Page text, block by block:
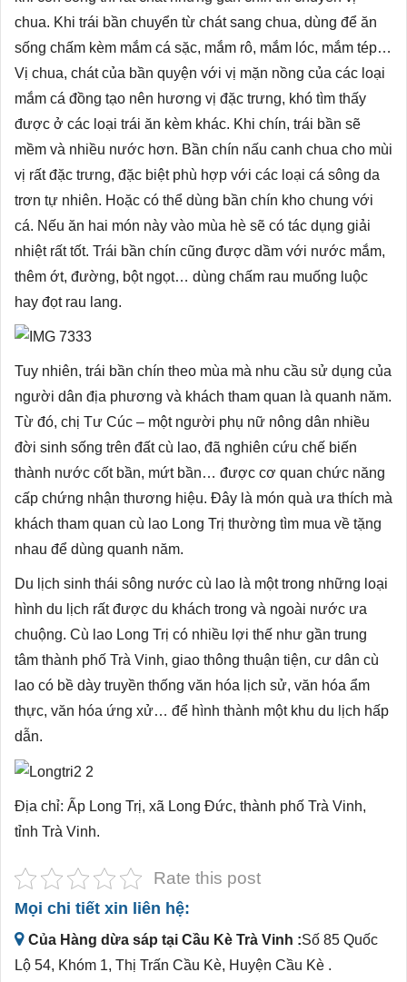
chua. Khi trái bần chuyển từ chát sang chua, dùng để ăn
sống chấm kèm mắm cá sặc, mắm rô, mắm lóc, mắm tép…
Vị chua, chát của bần quyện với vị mặn nồng của các loại
mắm cá đồng tạo nên hương vị đặc trưng, khó tìm thấy
được ở các loại trái ăn kèm khác. Khi chín, trái bần sẽ
mềm và nhiều nước hơn. Bần chín nấu canh chua cho mùi
vị rất đặc trưng, đặc biệt phù hợp với các loại cá sông da
trơn tự nhiên. Hoặc có thể dùng bần chín kho chung với
cá. Nếu ăn hai món này vào mùa hè sẽ có tác dụng giải
nhiệt rất tốt. Trái bần chín cũng được dầm với nước mắm,
thêm ớt, đường, bột ngọt… dùng chấm rau muống luộc
hay đọt rau lang.
Tuy nhiên, trái bần chín theo mùa mà nhu cầu sử dụng của
người dân địa phương và khách tham quan là quanh năm.
Từ đó, chị Tư Cúc – một người phụ nữ nông dân nhiều
đời sinh sống trên đất cù lao, đã nghiên cứu chế biến
thành nước cốt bần, mứt bần… được cơ quan chức năng
cấp chứng nhận thương hiệu. Đây là món quà ưa thích mà
khách tham quan cù lao Long Trị thường tìm mua về tặng
nhau để dùng quanh năm.
Du lịch sinh thái sông nước cù lao là một trong những loại
hình du lịch rất được du khách trong và ngoài nước ưa
chuộng. Cù lao Long Trị có nhiều lợi thế như gần trung
tâm thành phố Trà Vinh, giao thông thuận tiện, cư dân cù
lao có bề dày truyền thống văn hóa lịch sử, văn hóa ẩm
thực, văn hóa ứng xử… để hình thành một khu du lịch hấp
dẫn.
Địa chỉ: Ấp Long Trị, xã Long Đức, thành phố Trà Vinh,
tỉnh Trà Vinh.
Rate this post
Mọi chi tiết xin liên hệ:
Của Hàng dừa sáp tại Cầu Kè Trà Vinh :Số 85 Quốc
Lộ 54, Khóm 1, Thị Trấn Cầu Kè, Huyện Cầu Kè .